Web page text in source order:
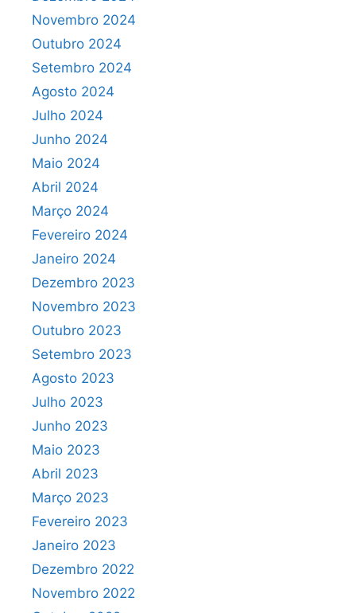
Novembro 2024
Outubro 2024
Setembro 2024
Agosto 2024
Julho 2024
Junho 2024
Maio 2024
Abril 2024
Março 2024
Fevereiro 2024
Janeiro 2024
Dezembro 2023
Novembro 2023
Outubro 2023
Setembro 2023
Agosto 2023
Julho 2023
Junho 2023
Maio 2023
Abril 2023
Março 2023
Fevereiro 2023
Janeiro 2023
Dezembro 2022
Novembro 2022